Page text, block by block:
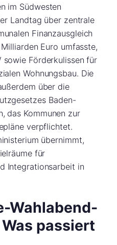
im Südwesten
Landtag über zentrale
Finanzausgleich
Euro umfasste,
sowie Förderkulissen für
Wohnungsbau. Die
über die
Baden-
das Kommunen zur
verpflichtet.
übernimmt,
für
Integrationsarbeit in
Wahlabend-
passiert